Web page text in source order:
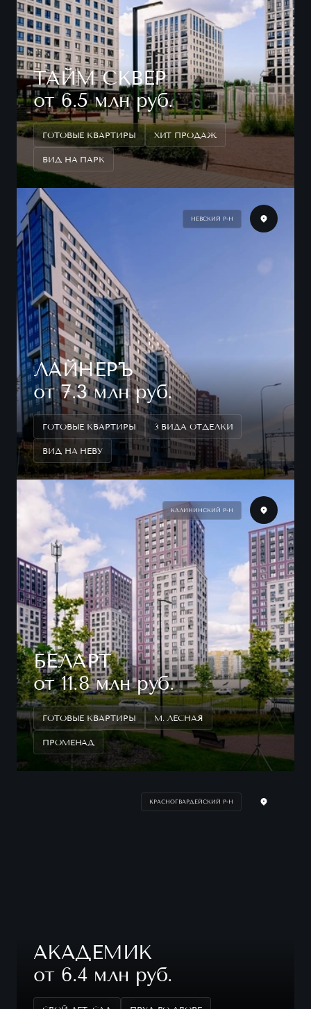
ТАЙМ СКВЕР
от 6.5 млн руб.
ГОТОВЫЕ КВАРТИРЫ ХИТ ПРОДАЖ
ВИД НА ПАРК
НЕВСКИЙ Р-Н
ЛАЙНЕРЪ
от 7.3 млн руб.
ГОТОВЫЕ КВАРТИРЫ 3 ВИДА ОТДЕЛКИ
ВИД НА НЕВУ
КАЛИНИНСКИЙ Р-Н
БЕЛАРТ
от 11.8 млн руб.
ГОТОВЫЕ КВАРТИРЫ М. ЛЕСНАЯ
ПРОМЕНАД
КРАСНОГВАРДЕЙСКИЙ Р-Н
АКАДЕМИК
от 6.4 млн руб.